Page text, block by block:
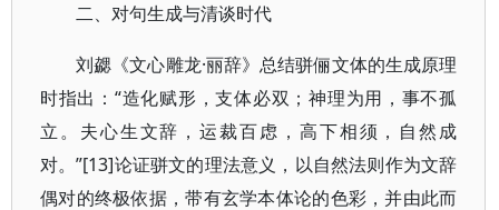
二、对句生成与清谈时代
刘勰《文心雕龙·丽辞》总结骈俪文体的生成原理
时指出：“造化赋形，支体必双；神理为用，事不孤
立。夫心生文辞，运裁百虑，高下相须，自然成
对。”[13]论证骈文的理法意义，以自然法则作为文辞
偶对的终极依据，带有玄学本体论的色彩，并由此而